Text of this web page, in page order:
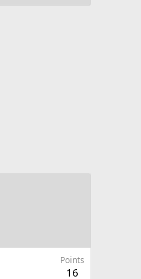
Points
16